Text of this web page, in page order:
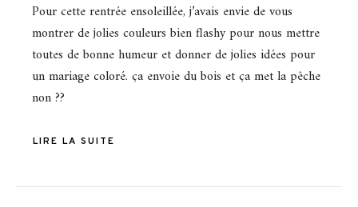
Pour cette rentrée ensoleillée, j’avais envie de vous
montrer de jolies couleurs bien flashy pour nous mettre
toutes de bonne humeur et donner de jolies idées pour
un mariage coloré. ça envoie du bois et ça met la pêche
non ??
LIRE LA SUITE